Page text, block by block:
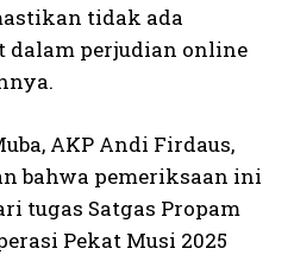
tidak ada
dalam perjudian online
AKP Andi Firdaus,
bahwa pemeriksaan ini
tugas Satgas Propam
Pekat Musi 2025